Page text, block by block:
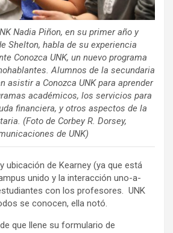
Nadia Piñon, en su primer año y
Shelton, habla de su experiencia
Conozca UNK, un nuevo programa
Alumnos de la secundaria
asistir a Conozca UNK para aprender
académicos, los servicios para
financiera, y otros aspectos de la
(Foto de Corbey R. Dorsey,
de UNK)
ubicación de Kearney (ya que está
unido y la interacción uno-a-
con los profesores. UNK
se conocen, ella notó.
que llene su formulario de